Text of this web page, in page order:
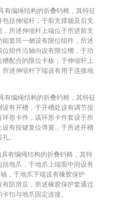
有编绳结构的折叠钓椅，其特征
括伸缩杆，于前支撑腿及后支
所述伸缩杆上端位于所述前支
套筒一侧设有限位组件，所述
组件沿轴向设有限位槽，于功
配合的限位卡板；于伸缩杆上
述伸缩杆下端设有用于连接地
有编绳结构的折叠钓椅，其特征
有开槽，于开槽处设有调节按
形卡件，该环形卡件套设于所
有按键复位弹簧，于所述开槽
。
有编绳结构的折叠钓椅，其特
地爪，于地爪上端面中间设有
，于地爪下端设有橡胶保护
防滑豆，所述橡胶保护套通过
扣与地爪固定连接。